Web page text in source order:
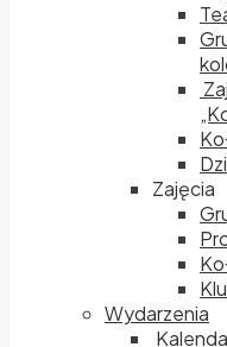
Zajęcia
Wydarzenia